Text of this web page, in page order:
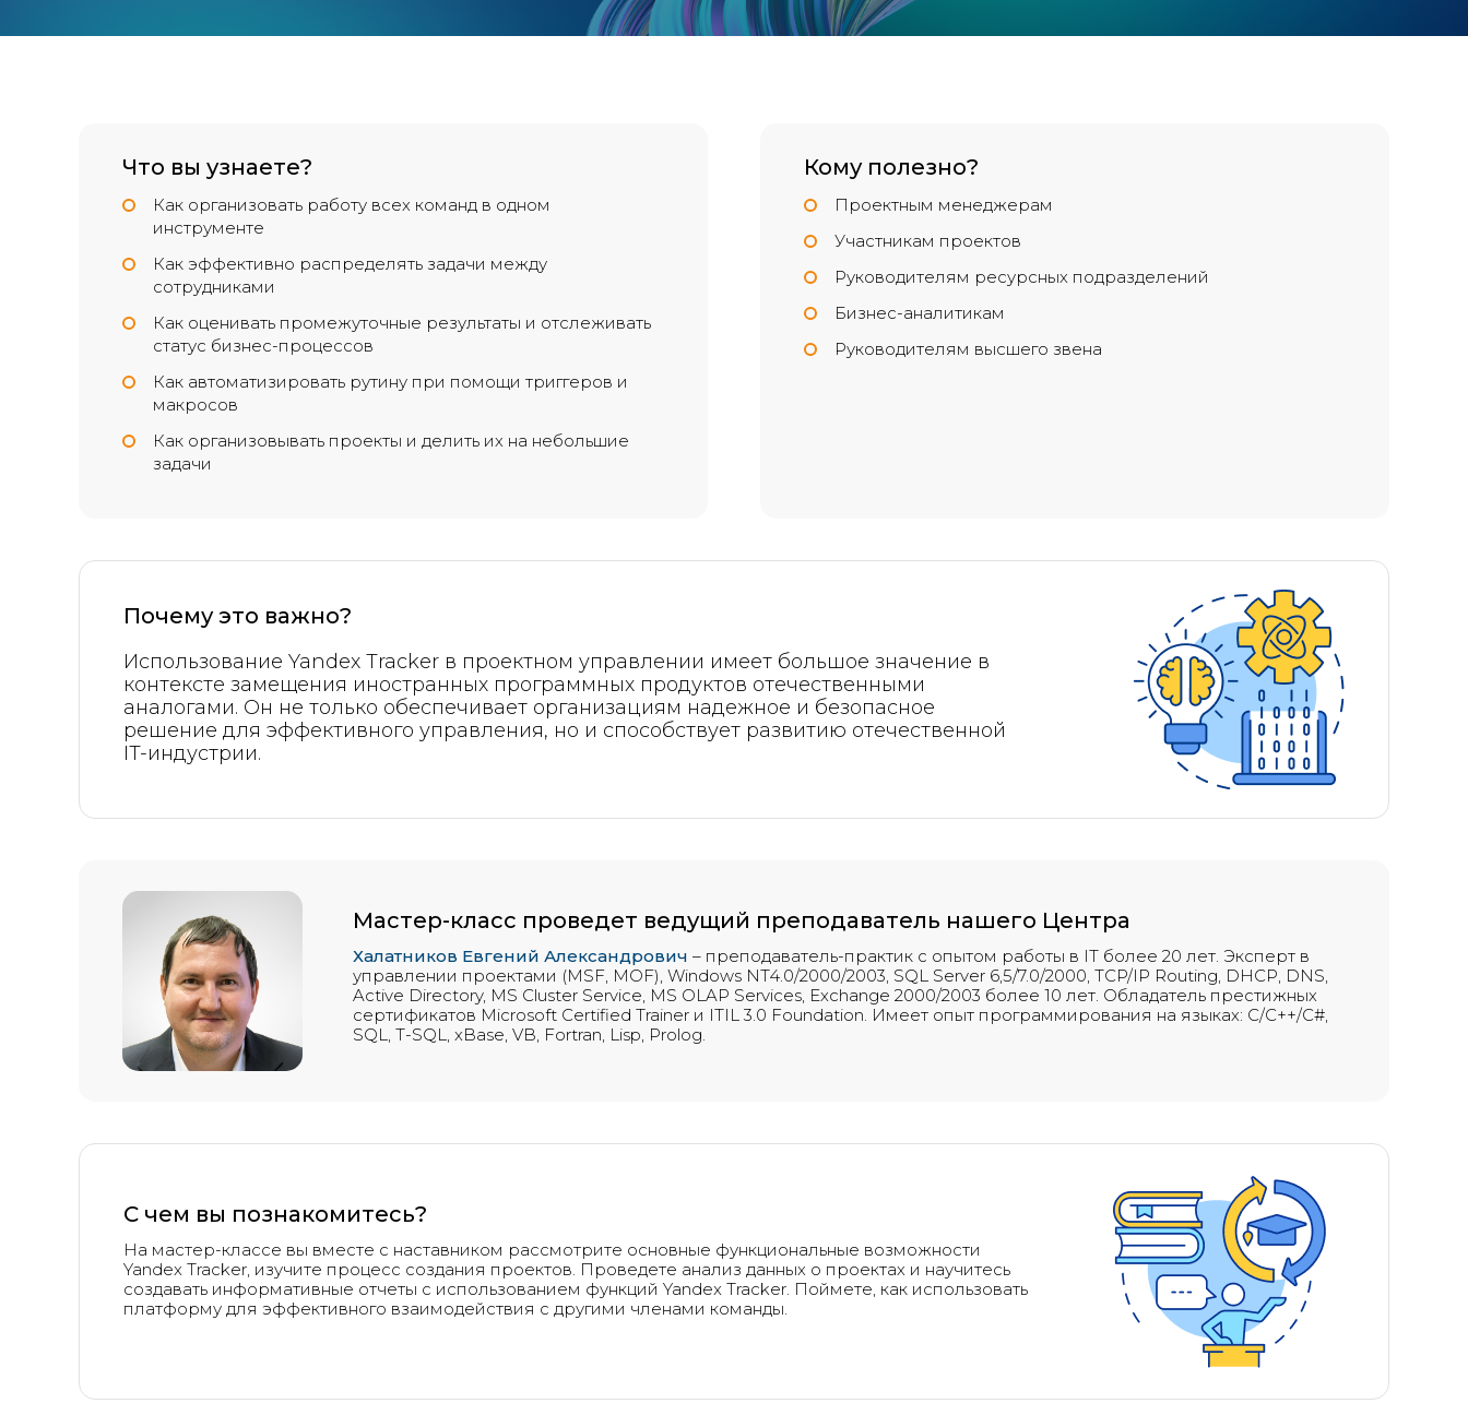
Что вы узнаете?
Как организовать работу всех команд в одном
инструменте
Как эффективно распределять задачи между
сотрудниками
Как оценивать промежуточные результаты и отслеживать
статус бизнес-процессов
Как автоматизировать рутину при помощи триггеров и
макросов
Как организовывать проекты и делить их на небольшие
задачи
Кому полезно?
Проектным менеджерам
Участникам проектов
Руководителям ресурсных подразделений
Бизнес-аналитикам
Руководителям высшего звена
Почему это важно?
Использование Yandex Tracker в проектном управлении имеет большое значение в
контексте замещения иностранных программных продуктов отечественными
аналогами. Он не только обеспечивает организациям надежное и безопасное
решение для эффективного управления, но и способствует развитию отечественной
IT-индустрии.
Мастер-класс проведет ведущий преподаватель нашего Центра
Халатников Евгений Александрович – преподаватель-практик с опытом работы в IT более 20 лет. Эксперт в
управлении проектами (MSF, MOF), Windows NT4.0/2000/2003, SQL Server 6,5/7.0/2000, TCP/IP Routing, DHCP, DNS,
Active Directory, MS Cluster Service, MS OLAP Services, Exchange 2000/2003 более 10 лет. Обладатель престижных
сертификатов Microsoft Certified Trainer и ITIL 3.0 Foundation. Имеет опыт программирования на языках: C/C++/C#,
SQL, T-SQL, xBase, VB, Fortran, Lisp, Prolog.
С чем вы познакомитесь?
На мастер-классе вы вместе с наставником рассмотрите основные функциональные возможности
Yandex Tracker, изучите процесс создания проектов. Проведете анализ данных о проектах и научитесь
создавать информативные отчеты с использованием функций Yandex Tracker. Поймете, как использовать
платформу для эффективного взаимодействия с другими членами команды.